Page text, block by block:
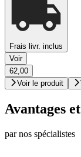
Frais livr. inclus
Voir
62,00
Voir le produit
Avantages
par nos spécialistes